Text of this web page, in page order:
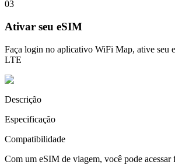
03
Ativar seu eSIM
Faça login no aplicativo WiFi Map, ative seu
LTE
Descrição
Especificação
Compatibilidade
Com um eSIM de viagem, você pode acessar